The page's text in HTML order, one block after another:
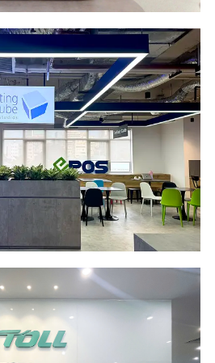
Area
495 m2
Industry
Information
Technology &
Services